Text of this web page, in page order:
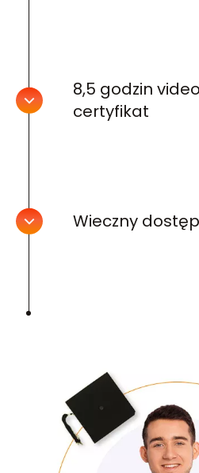
8,5 godzin
certyfikat
Wieczny dostęp